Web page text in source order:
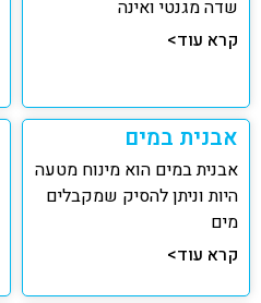
שדה מגנטי ואינה
קרא עוד>
אבנית במים
אבנית במים הוא מינוח מטעה
היות וניתן להסיק שמקבלים
מים
קרא עוד>